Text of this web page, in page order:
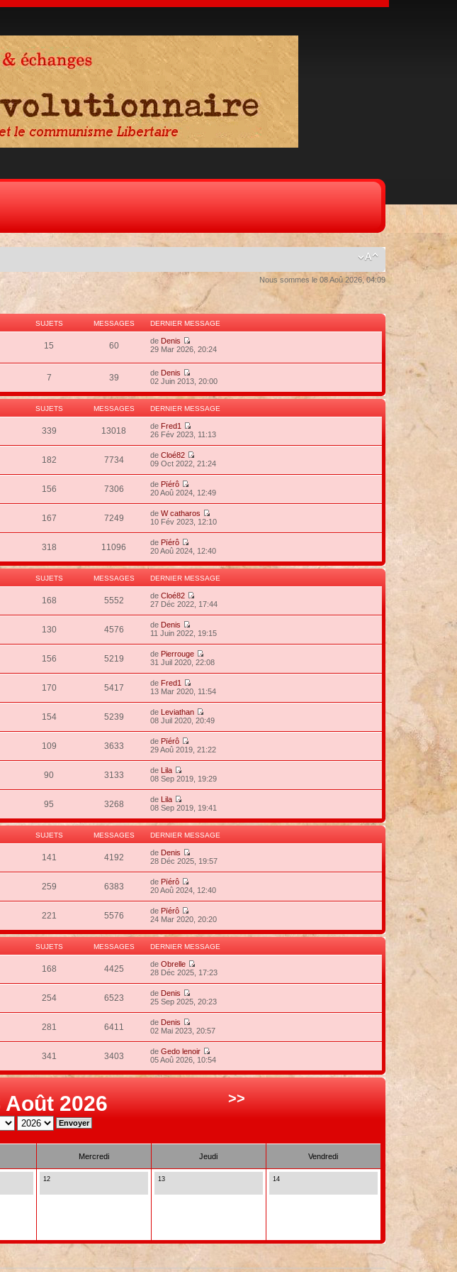
Nous sommes le 08 Aoû 2026, 04:09
SUJETS MESSAGES DERNIER MESSAGE
15 60 de Denis
29 Mar 2026, 20:24
7 39 de Denis
02 Juin 2013, 20:00
SUJETS MESSAGES DERNIER MESSAGE
339 13018 de Fred1
26 Fév 2023, 11:13
182 7734 deCloé82
09 Oct 2022, 21:24
156 7306 de Pïérô
20 Aoû 2024, 12:49
167 7249 deW catharos
10 Fév 2023, 12:10
318 11096 de Pïérô
20 Aoû 2024, 12:40
SUJETS MESSAGES DERNIER MESSAGE
168 5552 deCloé82
27 Déc 2022, 17:44
130 4576 de Denis
11 Juin 2022, 19:15
156 5219 de Pierrouge
31 Juil 2020, 22:08
170 5417 de Fred1
13 Mar 2020, 11:54
154 5239 de Leviathan
08 Juil 2020, 20:49
109 3633 de Pïérô
29 Aoû 2019, 21:22
90 3133 de Lila
08 Sep 2019, 19:29
95 3268 de Lila
08 Sep 2019, 19:41
SUJETS MESSAGES DERNIER MESSAGE
141 4192 de Denis
28 Déc 2025, 19:57
259 6383 de Pïérô
20 Aoû 2024, 12:40
221 5576 de Pïérô
24 Mar 2020, 20:20
SUJETS MESSAGES DERNIER MESSAGE
168 4425 deObrelle
28 Déc 2025, 17:23
254 6523 de Denis
25 Sep 2025, 20:23
281 6411 de Denis
02 Mai 2023, 20:57
341 3403 deGedo lenoir
05 Aoû 2026, 10:54
Août 2026 >>
Mercredi Jeudi Vendredi
12 13 14